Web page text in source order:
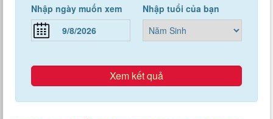
Nhập ngày muốn xem Nhập tuổi của bạn
Xem kết quả